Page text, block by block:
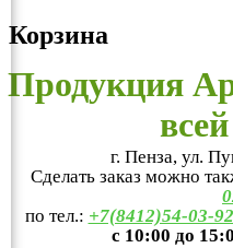
Корзина
Продукция
г. Пенза, ул.
Сделать заказ можно
по тел.: +7(8412)54-03-92
с 10:00 до